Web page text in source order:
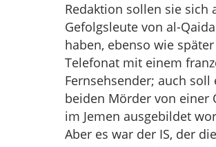
Redaktion sollen sie sich
Gefolgsleute von al-
haben, ebenso wie
Telefonat mit einem
Fernsehsender; auch soll
beiden Mörder von einer
im Jemen ausgebildet
Aber es war der IS, der